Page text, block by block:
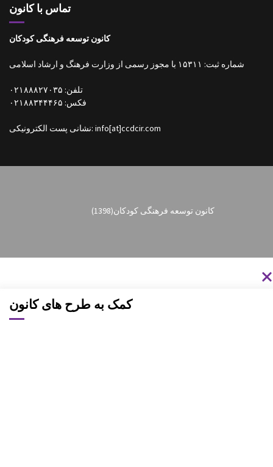
تماس با کانون
کانون توسعه فرهنگی کودکان
شماره ثبت: ۱۵۳۱۱ با مجوز رسمی از وزارت فرهنگ و ارشاد اسلامی
تلفن: ۰۲۱۸۸۸۲۷۰۳۵
فکس: ۰۲۱۸۸۳۴۴۴۶۵
نشانی پست الکترونیکی: info[at]ccdcir.com
کانون توسعه فرهنگی کودکان(1398)
کمک به طرح های کانون